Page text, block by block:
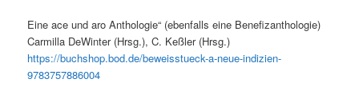
Eine ace und aro Anthologie“ (ebenfalls eine Benefizanthologie)
Carmilla DeWinter (Hrsg.), C. Keßler (Hrsg.)
https://buchshop.bod.de/beweisstueck-a-neue-indizien-
9783757886004